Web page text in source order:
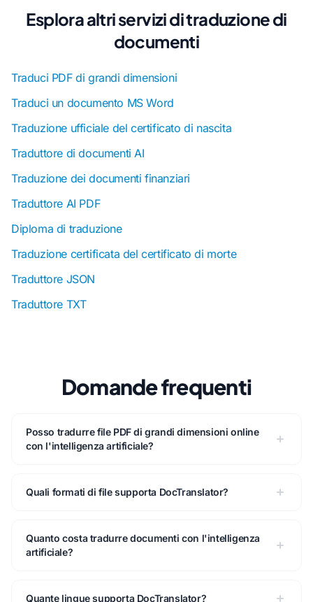
Esplora altri servizi di traduzione di
documenti
Traduci PDF di grandi dimensioni
Traduci un documento MS Word
Traduzione ufficiale del certificato di nascita
Traduttore di documenti AI
Traduzione dei documenti finanziari
Traduttore AI PDF
Diploma di traduzione
Traduzione certificata del certificato di morte
Traduttore JSON
Traduttore TXT
Domande frequenti
Posso tradurre file PDF di grandi dimensioni online
con l'intelligenza artificiale?
Quali formati di file supporta DocTranslator?
Quanto costa tradurre documenti con l'intelligenza
artificiale?
Quante lingue supporta DocTranslator?